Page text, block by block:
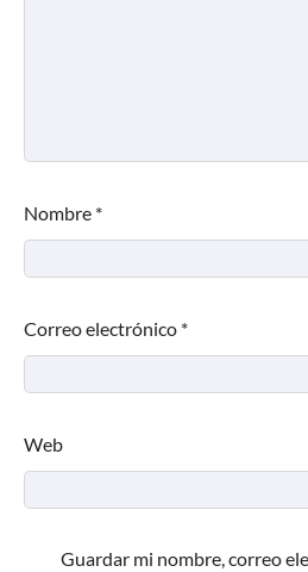
Nombre *
Correo electrónico *
Web
Guardar mi nombre, correo